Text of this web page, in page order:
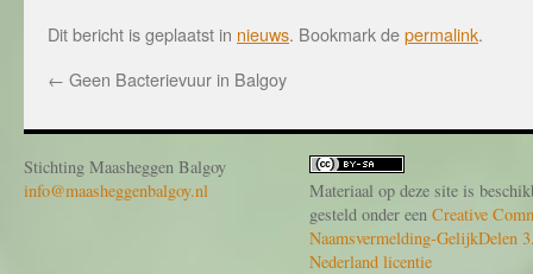
Dit bericht is geplaatst in nieuws. Bookmark depermalink.
← Geen Bacterievuur in Balgoy
Stichting Maasheggen Balgoy
info@maasheggenbalgoy.nl
Materiaal op deze site is
gesteld onder een Creative
Naamsvermelding-GelijkDelen
Nederland licentie